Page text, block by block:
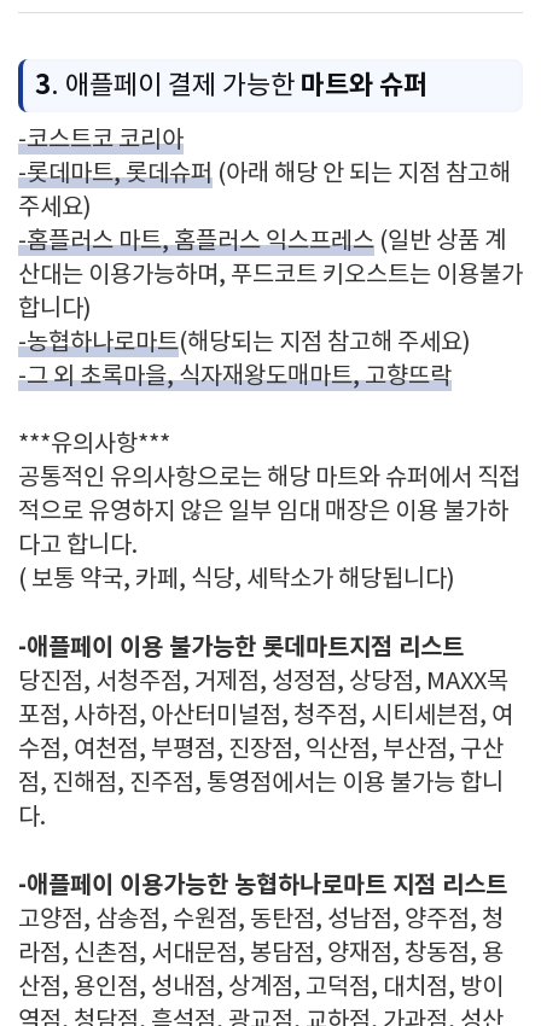
3. 애플페이 결제 가능한 마트와 슈퍼
-코스트코 코리아
-롯데마트, 롯데슈퍼 (아래 해당 안 되는 지점 참고해
주세요)
-홈플러스 마트, 홈플러스 익스프레스 (일반 상품 계
산대는 이용가능하며, 푸드코트 키오스트는 이용불가
합니다)
-농협하나로마트(해당되는 지점 참고해 주세요)
-그 외 초록마을, 식자재왕도매마트, 고향뜨락
***유의사항***
공통적인 유의사항으로는 해당 마트와 슈퍼에서 직접
적으로 유영하지 않은 일부 임대 매장은 이용 불가하
다고 합니다.
( 보통 약국, 카페, 식당, 세탁소가 해당됩니다)
-애플페이 이용 불가능한 롯데마트지점 리스트
당진점, 서청주점, 거제점, 성정점, 상당점, MAXX목
포점, 사하점, 아산터미널점, 청주점, 시티세븐점, 여
수점, 여천점, 부평점, 진장점, 익산점, 부산점, 구산
점, 진해점, 진주점, 통영점에서는 이용 불가능 합니
다.
-애플페이 이용가능한 농협하나로마트 지점 리스트
고양점, 삼송점, 수원점, 동탄점, 성남점, 양주점, 청
라점, 신촌점, 서대문점, 봉담점, 양재점, 창동점, 용
산점, 용인점, 성내점, 상계점, 고덕점, 대치점, 방이